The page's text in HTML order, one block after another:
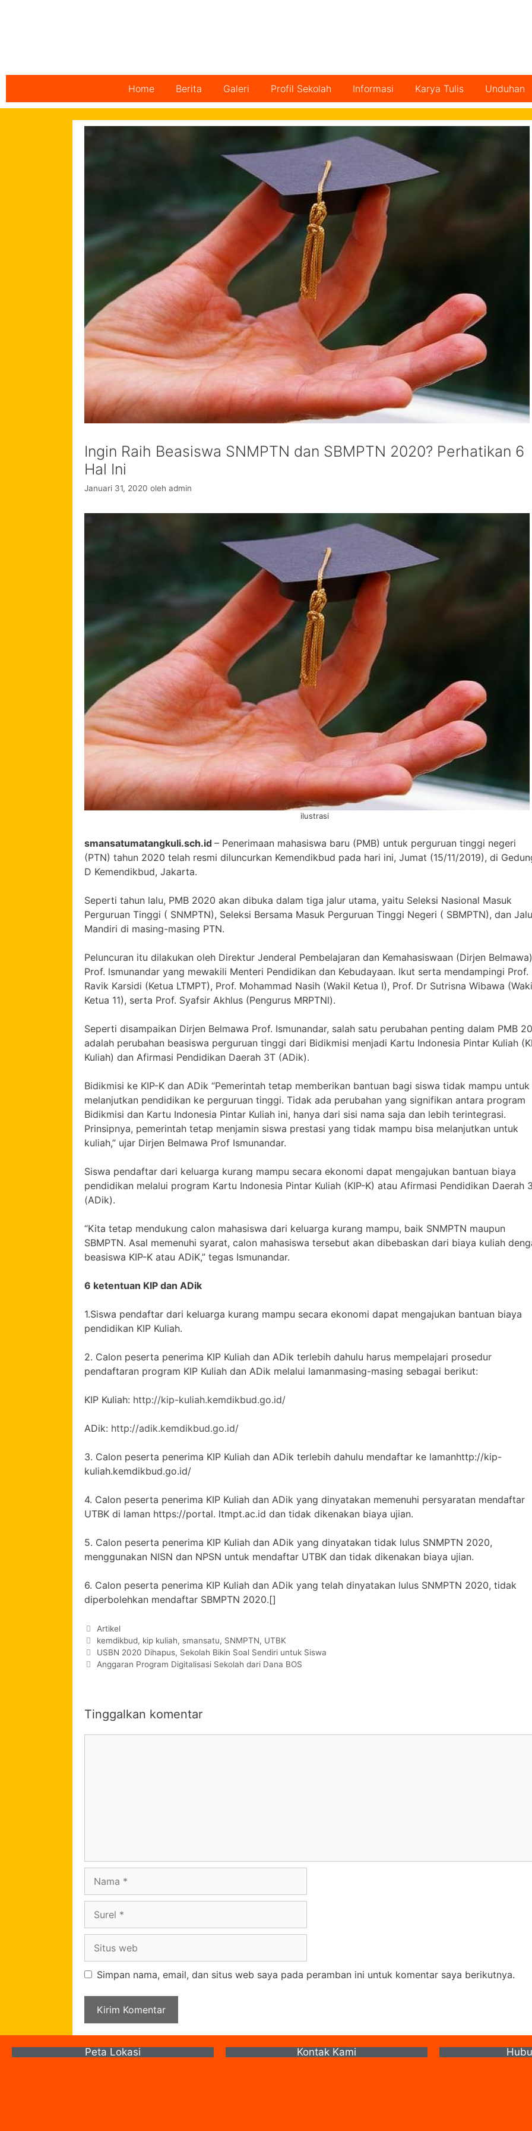
Home Berita Galeri Profil Sekolah Informasi Karya Tulis Unduhan
Ingin Raih Beasiswa SNMPTN dan SBMPTN 2020? Perhatikan 6
Hal Ini
Januari 31, 2020 oleh admin
ilustrasi
smansatumatangkuli.sch.id – Penerimaan mahasiswa baru (PMB) untuk perguruan tinggi negeri
(PTN) tahun 2020 telah resmi diluncurkan Kemendikbud pada hari ini, Jumat (15/11/2019), di
D Kemendikbud, Jakarta.
Seperti tahun lalu, PMB 2020 akan dibuka dalam tiga jalur utama, yaitu Seleksi Nasional Masuk
Perguruan Tinggi ( SNMPTN), Seleksi Bersama Masuk Perguruan Tinggi Negeri ( SBMPTN), dan
Mandiri di masing-masing PTN.
Peluncuran itu dilakukan oleh Direktur Jenderal Pembelajaran dan Kemahasiswaan (Dirjen Belmawa)
Prof. lsmunandar yang mewakili Menteri Pendidikan dan Kebudayaan. lkut serta mendampingi Prof.
Ravik Karsidi (Ketua LTMPT), Prof. Mohammad Nasih (Wakil Ketua I), Prof. Dr Sutrisna Wibawa
Ketua 11), serta Prof. Syafsir Akhlus (Pengurus MRPTNl).
Seperti disampaikan Dirjen Belmawa Prof. Ismunandar, salah satu perubahan penting dalam PMB
adalah perubahan beasiswa perguruan tinggi dari Bidikmisi menjadi Kartu Indonesia Pintar Kuliah
Kuliah) dan Afirmasi Pendidikan Daerah 3T (ADik).
Bidikmisi ke KIP-K dan ADik “Pemerintah tetap memberikan bantuan bagi siswa tidak mampu untuk
melanjutkan pendidikan ke perguruan tinggi. Tidak ada perubahan yang signifikan antara program
Bidikmisi dan Kartu Indonesia Pintar Kuliah ini, hanya dari sisi nama saja dan lebih terintegrasi.
Prinsipnya, pemerintah tetap menjamin siswa prestasi yang tidak mampu bisa melanjutkan untuk
kuliah,” ujar Dirjen Belmawa Prof Ismunandar.
Siswa pendaftar dari keluarga kurang mampu secara ekonomi dapat mengajukan bantuan biaya
pendidikan melalui program Kartu Indonesia Pintar Kuliah (KIP-K) atau Afirmasi Pendidikan Daerah
(ADik).
“Kita tetap mendukung calon mahasiswa dari keluarga kurang mampu, baik SNMPTN maupun
SBMPTN. Asal memenuhi syarat, calon mahasiswa tersebut akan dibebaskan dari biaya kuliah
beasiswa KIP-K atau ADiK,” tegas Ismunandar.
6 ketentuan KIP dan ADik
1.Siswa pendaftar dari keluarga kurang mampu secara ekonomi dapat mengajukan bantuan biaya
pendidikan KIP Kuliah.
2. Calon peserta penerima KIP Kuliah dan ADik terlebih dahulu harus mempelajari prosedur
pendaftaran program KIP Kuliah dan ADik melalui lamanmasing-masing sebagai berikut:
KIP Kuliah: http://kip-kuliah.kemdikbud.go.id/
ADik: http://adik.kemdikbud.go.id/
3. Calon peserta penerima KIP Kuliah dan ADik terlebih dahulu mendaftar ke lamanhttp://kip-
kuliah.kemdikbud.go.id/
4. Calon peserta penerima KIP Kuliah dan ADik yang dinyatakan memenuhi persyaratan mendaftar
UTBK di laman https://portal. ltmpt.ac.id dan tidak dikenakan biaya ujian.
5. Calon peserta penerima KIP Kuliah dan ADik yang dinyatakan tidak lulus SNMPTN 2020,
menggunakan NISN dan NPSN untuk mendaftar UTBK dan tidak dikenakan biaya ujian.
6. Calon peserta penerima KIP Kuliah dan ADik yang telah dinyatakan lulus SNMPTN 2020, tidak
diperbolehkan mendaftar SBMPTN 2020.[]
Artikel
kemdikbud, kip kuliah, smansatu, SNMPTN, UTBK
USBN 2020 Dihapus, Sekolah Bikin Soal Sendiri untuk Siswa
Anggaran Program Digitalisasi Sekolah dari Dana BOS
Tinggalkan komentar
Simpan nama, email, dan situs web saya pada peramban ini untuk komentar saya berikutnya.
Peta Lokasi Kontak Kami